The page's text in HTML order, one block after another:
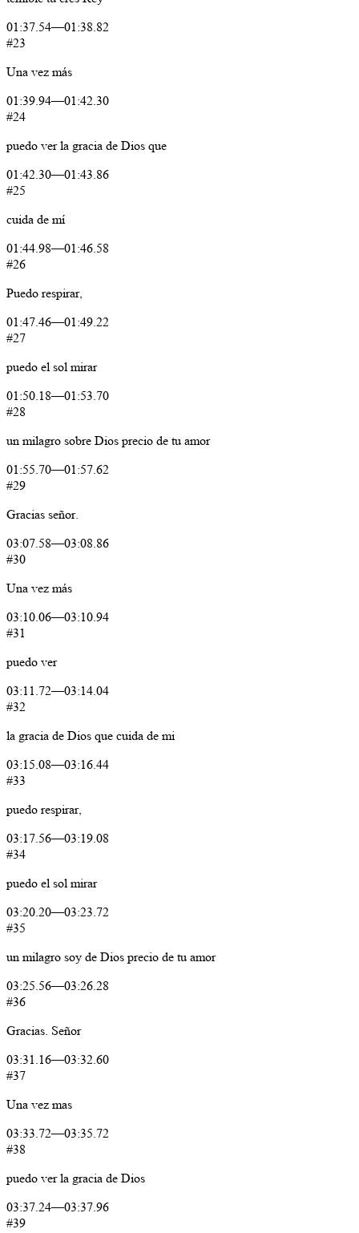
01:37.54—01:38.82
#23
Una vez más
01:39.94—01:42.30
#24
puedo ver la gracia de Dios que
01:42.30—01:43.86
#25
cuida de mí
01:44.98—01:46.58
#26
Puedo respirar,
01:47.46—01:49.22
#27
puedo el sol mirar
01:50.18—01:53.70
#28
un milagro sobre Dios precio de tu amor
01:55.70—01:57.62
#29
Gracias señor.
03:07.58—03:08.86
#30
Una vez más
03:10.06—03:10.94
#31
puedo ver
03:11.72—03:14.04
#32
la gracia de Dios que cuida de mi
03:15.08—03:16.44
#33
puedo respirar,
03:17.56—03:19.08
#34
puedo el sol mirar
03:20.20—03:23.72
#35
un milagro soy de Dios precio de tu amor
03:25.56—03:26.28
#36
Gracias. Señor
03:31.16—03:32.60
#37
Una vez mas
03:33.72—03:35.72
#38
puedo ver la gracia de Dios
03:37.24—03:37.96
#39